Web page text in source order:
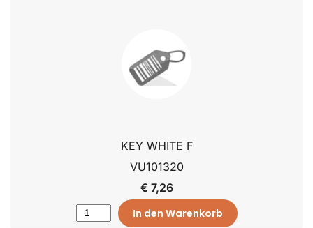
KEY WHITE F
VU101320
€ 7,26
In den Warenkorb